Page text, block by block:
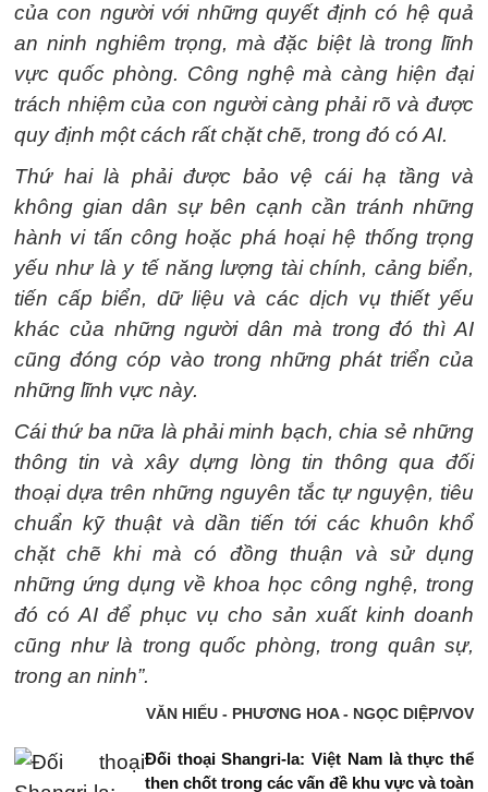
của con người với những quyết định có hệ quả
an ninh nghiêm trọng, mà đặc biệt là trong lĩnh
vực quốc phòng. Công nghệ mà càng hiện đại
trách nhiệm của con người càng phải rõ và được
quy định một cách rất chặt chẽ, trong đó có AI.
Thứ hai là phải được bảo vệ cái hạ tầng và
không gian dân sự bên cạnh cần tránh những
hành vi tấn công hoặc phá hoại hệ thống trọng
yếu như là y tế năng lượng tài chính, cảng biển,
tiến cấp biển, dữ liệu và các dịch vụ thiết yếu
khác của những người dân mà trong đó thì AI
cũng đóng cóp vào trong những phát triển của
những lĩnh vực này.
Cái thứ ba nữa là phải minh bạch, chia sẻ những
thông tin và xây dựng lòng tin thông qua đối
thoại dựa trên những nguyên tắc tự nguyện, tiêu
chuẩn kỹ thuật và dần tiến tới các khuôn khổ
chặt chẽ khi mà có đồng thuận và sử dụng
những ứng dụng về khoa học công nghệ, trong
đó có AI để phục vụ cho sản xuất kinh doanh
cũng như là trong quốc phòng, trong quân sự,
trong an ninh”.
VĂN HIẾU - PHƯƠNG HOA - NGỌC DIỆP/VOV
Đối thoại Shangri-la: Việt Nam là thực thể
then chốt trong các vấn đề khu vực và toàn